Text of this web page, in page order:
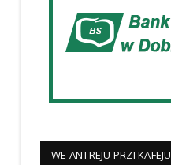
WE ANTREJU PRZI KAFEJU